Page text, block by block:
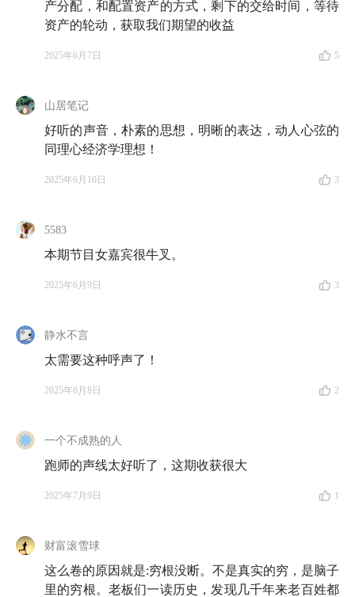
级房贷公司新世纪金融公司破产事件为「标志」，由房
闭，最终演变为了全球性金融危机。
12:13
民币对美元汇率中间价报价机制，这一调整使得人民币
兑美元汇率中间价机制进一步市场化，更加真实地反映
其名字没有官方汉字写法，有些日本媒体写为中本哲
史。此人是比特币协议及其相关软件 Bitcoin-Qt 的创造
者，但真实身份未知。
国总统后实行的一系列经济政策，核心是三个R：救济
（Relief）、复兴（Recovery）和改革（Reform），因
此亦称三R新政。“新政”于1933年-1938年实行，“救济”
针对穷人与失业者，“复兴”是将经济恢复到正常水准，
相关节目
E23 海外投资:中国已经是新兴市场了，其它新兴市场
还有必要投吗?
产分配，和配置资产的方式，剩下的交给时间，等待
资产的轮动，获取我们期望的收益
2025年6月7日 5
山居笔记
好听的声音，朴素的思想，明晰的表达，动人心弦的
同理心经济学理想！
2025年6月10日 3
5583
本期节目女嘉宾很牛叉。
2025年6月9日 3
静水不言
太需要这种呼声了！
2025年6月8日 2
一个不成熟的人
跑师的声线太好听了，这期收获很大
2025年7月9日 1
财富滚雪球
这么卷的原因就是:穷根没断。不是真实的穷，是脑子
里的穷根。老板们一读历史，发现几千年来老百姓都